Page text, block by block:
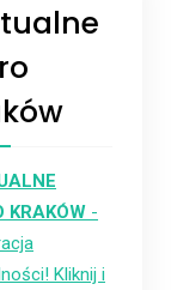
KRAKÓW -
Kliknij i